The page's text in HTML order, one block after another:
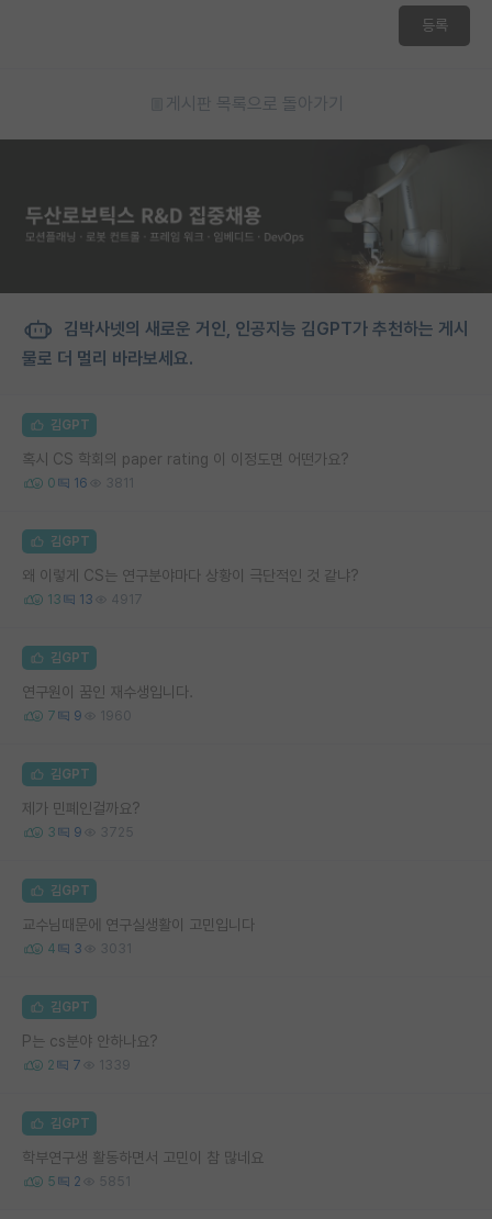
등록
게시판 목록으로 돌아가기
김박사넷의 새로운 거인, 인공지능 김GPT가 추천하는 게시
물로 더 멀리 바라보세요.
김GPT
혹시 CS 학회의 paper rating 이 이정도면 어떤가요?
0 16 3811
김GPT
왜 이렇게 CS는 연구분야마다 상황이 극단적인 것 같냐?
13 13 4917
김GPT
연구원이 꿈인 재수생입니다.
7 9 1960
김GPT
제가 민폐인걸까요?
3 9 3725
김GPT
교수님때문에 연구실생활이 고민입니다
4 3 3031
김GPT
P는 cs분야 안하나요?
2 7 1339
김GPT
학부연구생 활동하면서 고민이 참 많네요
5 2 5851